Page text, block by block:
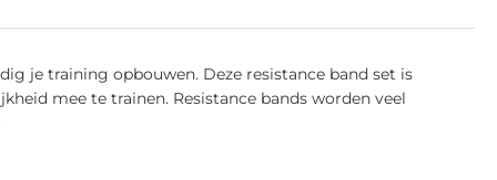
je training opbouwen. Deze resistance band set is
mee te trainen. Resistance bands worden veel